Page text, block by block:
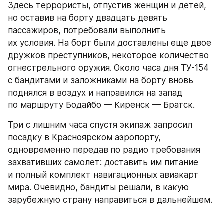
Здесь террористы, отпустив женщин и детей,
но оставив на борту двадцать девять
пассажиров, потребовали выполнить
их условия. На борт были доставлены еще двое
дружков преступников, некоторое количество
огнестрельного оружия. Около часа дня ТУ-154
с бандитами и заложниками на борту вновь
поднялся в воздух и направился на запад
по маршруту Бодайбо — Киренск — Братск.
Три с лишним часа спустя экипаж запросил
посадку в Красноярском аэропорту,
одновременно передав по радио требования
захвативших самолет: доставить им питание
и полный комплект навигационных авиакарт
мира. Очевидно, бандиты решали, в какую
зарубежную страну направиться в дальнейшем.